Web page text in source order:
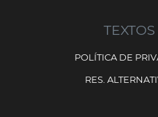
POLÍTICA DE
RES.